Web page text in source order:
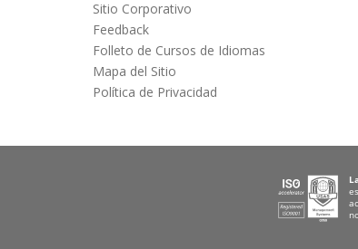
Sitio Corporativo
Feedback
Folleto de Cursos de Idiomas
Mapa del Sitio
Política de Privacidad